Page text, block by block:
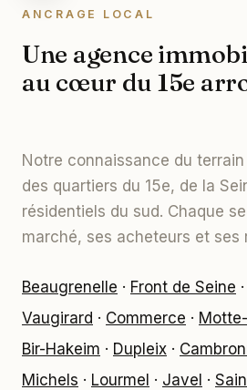
ANCRAGE LOCAL
Une agence
au cœur du 15e
Notre connaissance du
des quartiers du 15e, de la
résidentiels du sud. Chaque
marché, ses acheteurs et ses
Beaugrenelle · Front de Seine ·
Vaugirard · Commerce ·
Bir-Hakeim · Dupleix ·
Michels · Lourmel · Javel ·